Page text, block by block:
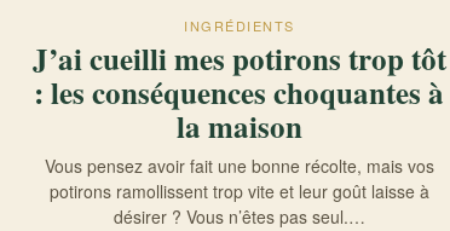
INGRÉDIENTS
J’ai cueilli mes potirons trop tôt
: les conséquences choquantes à
la maison
Vous pensez avoir fait une bonne récolte, mais vos
potirons ramollissent trop vite et leur goût laisse à
désirer ? Vous n’êtes pas seul.…